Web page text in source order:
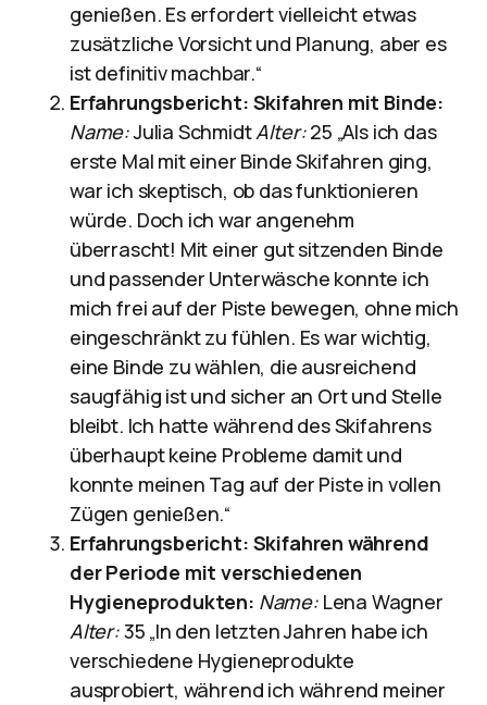
genießen. Es erfordert vielleicht etwas
zusätzliche Vorsicht und Planung, aber es
ist definitiv machbar.“
Erfahrungsbericht: Skifahren mit Binde:
Name:Julia SchmidtAlter:25 „Als ich das
erste Mal mit einer Binde Skifahren ging,
war ich skeptisch, ob das funktionieren
würde. Doch ich war angenehm
überrascht! Mit einer gut sitzenden Binde
und passender Unterwäsche konnte ich
mich frei auf der Piste bewegen, ohne mich
eingeschränkt zu fühlen. Es war wichtig,
eine Binde zu wählen, die ausreichend
saugfähig ist und sicher an Ort und Stelle
bleibt. Ich hatte während des Skifahrens
überhaupt keine Probleme damit und
konnte meinen Tag auf der Piste in vollen
Zügen genießen.“
Erfahrungsbericht: Skifahren während
der Periode mit verschiedenen
Hygieneprodukten: Name:Lena Wagner
Alter:35 „In den letzten Jahren habe ich
verschiedene Hygieneprodukte
ausprobiert, während ich während meiner